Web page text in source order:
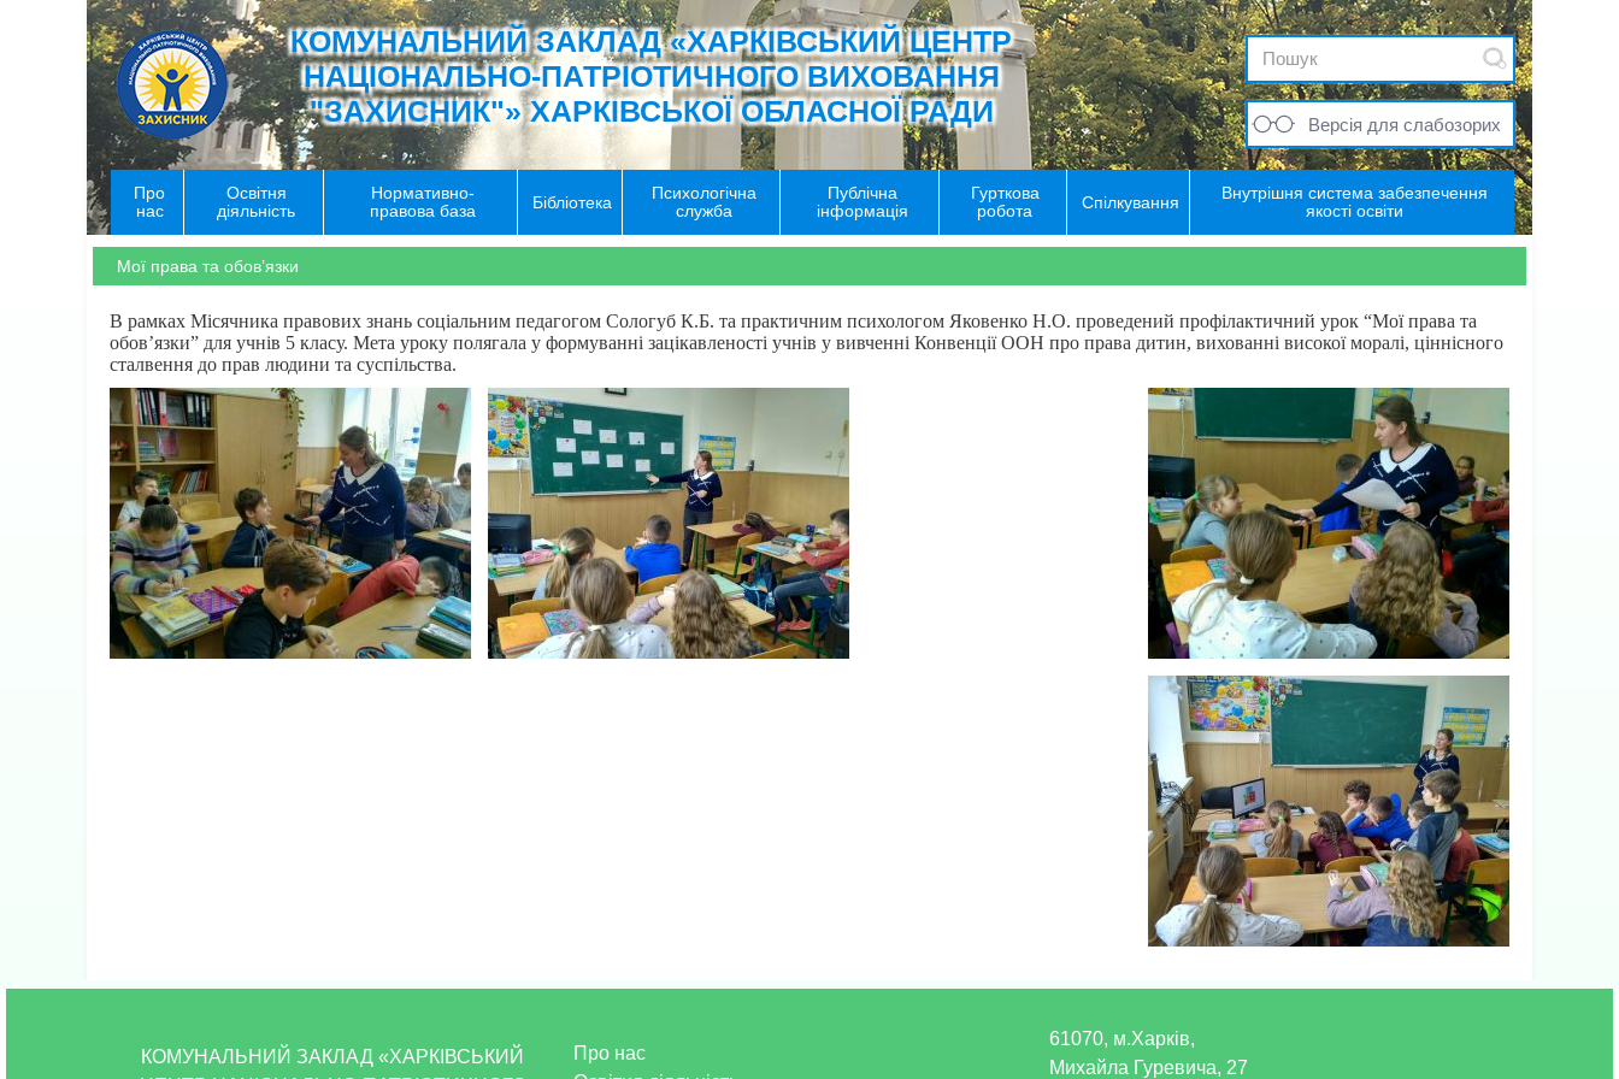
КОМУНАЛЬНИЙ ЗАКЛАД «ХАРКІВСЬКИЙ ЦЕНТР
НАЦІОНАЛЬНО-ПАТРІОТИЧНОГО ВИХОВАННЯ
"ЗАХИСНИК"» ХАРКІВСЬКОЇ ОБЛАСНОЇ РАДИ
Версія для слабозорих
Про
нас
Освітня
діяльність
Нормативно-
правова база
Бібліотека
Психологічна
служба
Публічна
інформація
Гурткова
робота
Спілкування
Внутрішня система забезпечення
якості освіти
Мої права та обов’язки
В рамках Місячника правових знань соціальним педагогом Сологуб К.Б. та практичним психологом Яковенко Н.О. проведений профілактичний урок “Мої права та
обов’язки” для учнів 5 класу. Мета уроку полягала у формуванні зацікавленості учнів у вивченні Конвенції ООН про права дитин, вихованні високої моралі, ціннісного
сталвення до прав людини та суспільства.
КОМУНАЛЬНИЙ ЗАКЛАД «ХАРКІВСЬКИЙ
Про нас
61070, м.Харків,
Михайла Гуревича, 27